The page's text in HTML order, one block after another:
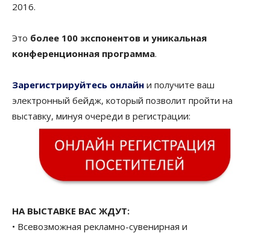
2016.
Это более 100 экспонентов и уникальная
конференционная программа.
Зарегистрируйтесь онлайн и получите ваш
электронный бейдж, который позволит пройти на
выставку, минуя очереди в регистрации:
НА ВЫСТАВКЕ ВАС ЖДУТ:
• Всевозможная рекламно-сувенирная и